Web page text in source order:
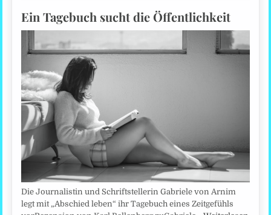
Ein Tagebuch sucht die Öffentlichkeit
Die Journalistin und Schriftstellerin Gabriele von Arnim
legt mit „Abschied leben“ ihr Tagebuch eines Zeitgefühls